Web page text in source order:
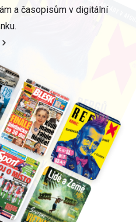
a časopisům v digitální